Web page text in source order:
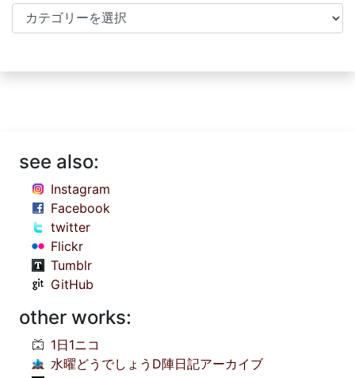
Categories
see also:
Instagram
Facebook
twitter
Flickr
Tumblr
GitHub
other works:
1日1ニコ
水曜どうでしょうD陣日記アーカイブ